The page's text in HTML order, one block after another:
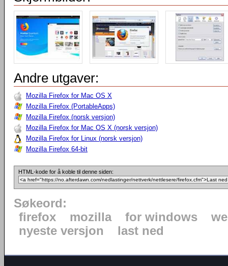
Andre utgaver:
Mozilla Firefox for Mac OS X
Mozilla Firefox (PortableApps)
Mozilla Firefox (norsk versjon)
Mozilla Firefox for Mac OS X (norsk versjon)
Mozilla Firefox for Linux (norsk versjon)
Mozilla Firefox 64-bit
HTML-kode for å koble til denne siden:
Søkeord:
firefox
mozilla for windows
nyeste versjon
last ned